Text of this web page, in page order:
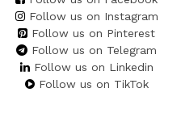
Follow us on Instagram
Follow us on Pinterest
Follow us on Telegram
Follow us on Linkedin
Follow us on TikTok